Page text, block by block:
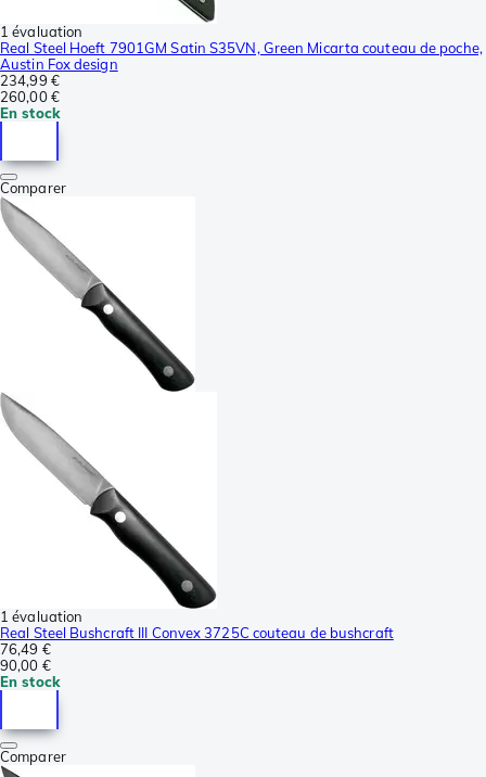
1 évaluation
Real Steel Hoeft 7901GM Satin S35VN, Green Micarta couteau de poche,
Austin Fox design
234,99 €
260,00 €
En stock
Comparer
1 évaluation
Real Steel Bushcraft III Convex 3725C couteau de bushcraft
76,49 €
90,00 €
En stock
Comparer